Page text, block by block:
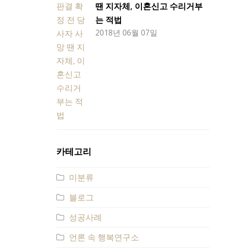
땐 지자체, 이혼신고 수리거부
는 적법
2018년 06월 07일
카테고리
미분류
블로그
성공사례
언론 속 행복연구소